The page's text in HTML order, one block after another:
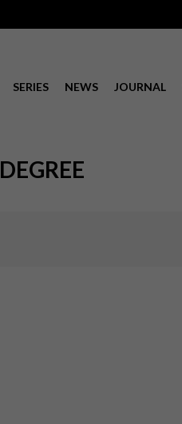
SERIES NEWS JOURNAL
DEGREE